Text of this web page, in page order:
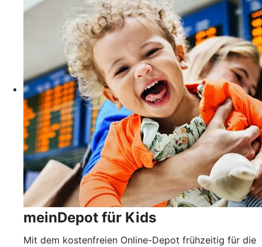
meinDepot für Kids
Mit dem kostenfreien Online-Depot frühzeitig für die